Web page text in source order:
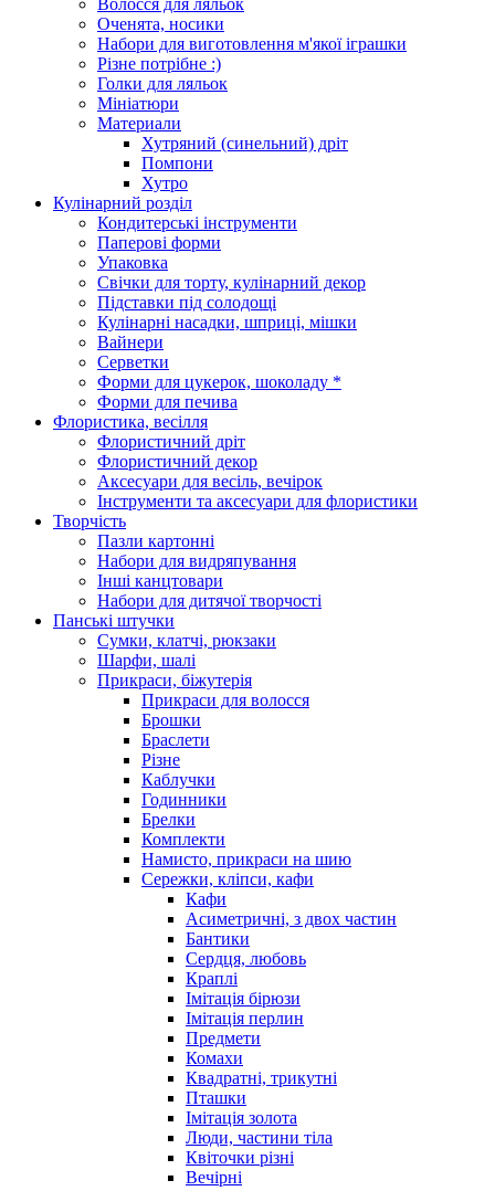
Оченята, носики
Набори для виготовлення м'якої іграшки
Різне потрібне :)
Голки для ляльок
Мініатюри
Материали
Хутряний (синельний) дріт
Помпони
Хутро
Кулінарний розділ
Кондитерські інструменти
Паперові форми
Упаковка
Свічки для торту, кулінарний декор
Підставки під солодощі
Кулінарні насадки, шприці, мішки
Вайнери
Серветки
Форми для цукерок, шоколаду *
Форми для печива
Флористика, весілля
Флористичний дріт
Флористичний декор
Аксесуари для весіль, вечірок
Інструменти та аксесуари для флористики
Творчість
Пазли картонні
Набори для видряпування
Інші канцтовари
Набори для дитячої творчості
Панські штучки
Сумки, клатчі, рюкзаки
Шарфи, шалі
Прикраси, біжутерія
Прикраси для волосся
Брошки
Браслети
Різне
Каблучки
Годинники
Брелки
Комплекти
Намисто, прикраси на шию
Сережки, кліпси, кафи
Кафи
Асиметричні, з двох частин
Бантики
Сердця, любовь
Краплі
Імітація бірюзи
Імітація перлин
Предмети
Комахи
Квадратні, трикутні
Пташки
Імітація золота
Люди, частини тіла
Квіточки різні
Вечірні